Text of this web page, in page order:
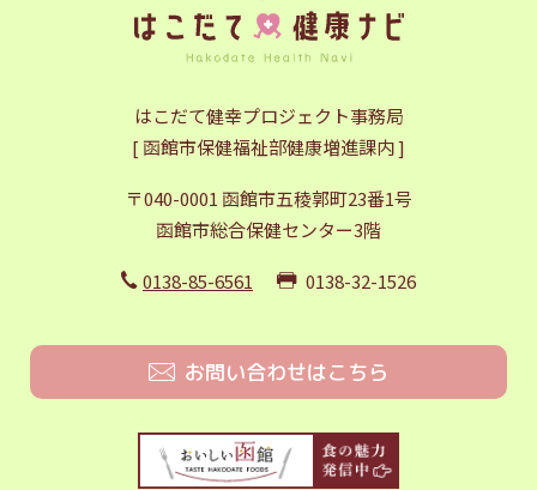
はこだて健幸プロジェクト事務局
[ 函館市保健福祉部健康増進課内 ]
〒040-0001 函館市五稜郭町23番1号
函館市総合保健センター3階
0138-85-6561 0138-32-1526
お問い合わせはこちら